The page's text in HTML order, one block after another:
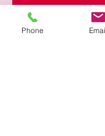
チケットは販売
他のイベ
Phone